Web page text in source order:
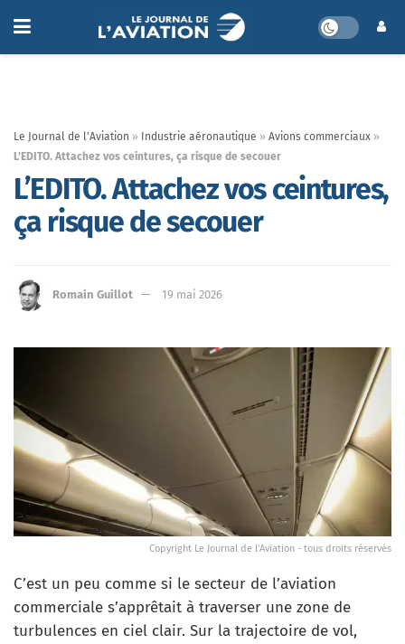
Le Journal de l'Aviation » Industrie aéronautique » Avions commerciaux »
L’EDITO. Attachez vos ceintures, ça risque de secouer
L’EDITO. Attachez vos ceintures,
ça risque de secouer
Romain Guillot 19 mai 2026
Copyright Le Journal de l'Aviation - tous droits réservés
C’est un peu comme si le secteur de l’aviation
commerciale s’apprêtait à traverser une zone de
turbulences en ciel clair. Sur la trajectoire de vol,